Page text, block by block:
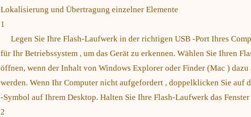
Lokalisierung und Übertragung einzelner Elemente
1
Legen Sie Ihre Flash-Laufwerk in der richtigen USB -Port Ihres
für Ihr Betriebssystem , um das Gerät zu erkennen. Wählen Sie Ihren
öffnen, wenn der Inhalt von Windows Explorer oder Finder (Mac )
werden. Wenn Ihr Computer nicht aufgefordert , doppelklicken Sie auf
-Symbol auf Ihrem Desktop. Halten Sie Ihre Flash-Laufwerk das
2